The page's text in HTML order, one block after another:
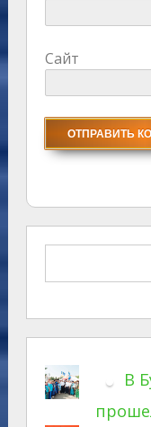
Сайт
В